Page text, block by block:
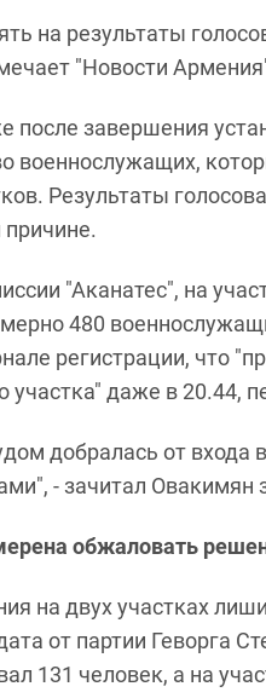
на результаты
"Новости
после завершения
военнослужащих,
Результаты
"Аканатес", на
480
регистрации, что
участка" даже в 20.44,
добралась от входа
- зачитал
обжаловать
на двух участках
от партии Геворга
131 человек, а на